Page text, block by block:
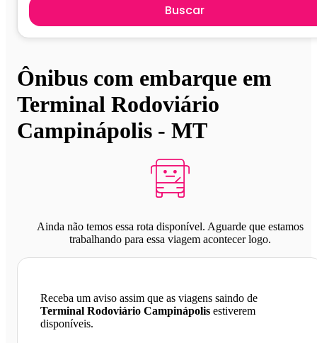
Buscar
Ônibus com embarque em
Terminal Rodoviário
Campinápolis - MT
Ainda não temos essa rota disponível. Aguarde que estamos
trabalhando para essa viagem acontecer logo.
Receba um aviso assim que as viagens saindo de
Terminal Rodoviário Campinápolis estiverem
disponíveis.